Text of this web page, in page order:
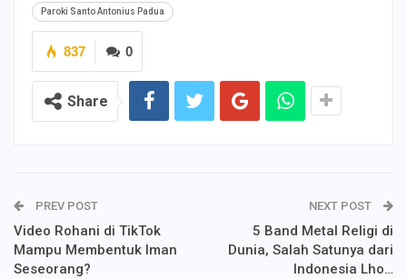
Paroki Santo Antonius Padua
0
837
Share
PREV POST
Video Rohani di TikTok
Mampu Membentuk Iman
Seseorang?
NEXT POST
5 Band Metal Religi di
Dunia, Salah Satunya dari
Indonesia Lho…